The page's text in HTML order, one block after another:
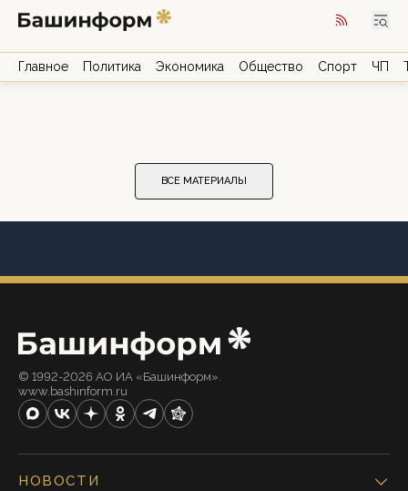
Главное Политика Экономика Общество Спорт ЧП
ВСЕ МАТЕРИАЛЫ
© 1992-2026 АО ИА «Башинформ».
www.bashinform.ru
НОВОСТИ